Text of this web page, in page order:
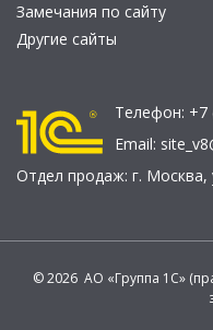
Замечания по сайту
Другие сайты
Телефон: +7
Email:
Отдел продаж: г. Москва,
© 2026 АО «Группа 1С»